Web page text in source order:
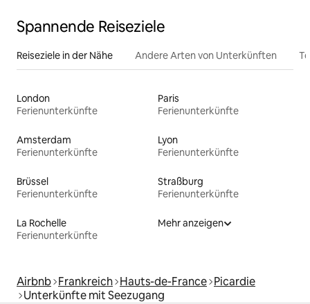
Spannende Reiseziele
Reiseziele in der Nähe Andere Arten von Unterkünften
London
Ferienunterkünfte
Paris
Ferienunterkünfte
Amsterdam
Ferienunterkünfte
Lyon
Ferienunterkünfte
Brüssel
Ferienunterkünfte
Straßburg
Ferienunterkünfte
La Rochelle
Ferienunterkünfte
Mehr anzeigen
Airbnb Frankreich Hauts-de-France Picardie
Unterkünfte mit Seezugang